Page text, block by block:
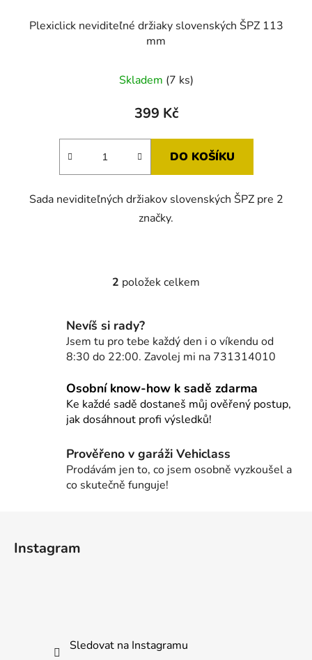
Plexiclick neviditeľné držiaky slovenských ŠPZ 113
mm
Skladem (7 ks)
399 Kč
DO KOŠÍKU
Sada neviditeľných držiakov slovenských ŠPZ pre 2
značky.
O
á
d
a
í
p
r
k
y
v
2 položek celkem
Nevíš si rady?
Jsem tu pro tebe každý den i o víkendu od
8:30 do 22:00. Zavolej mi na 731314010
Osobní know-how k sadě zdarma
Ke každé sadě dostaneš můj ověřený postup,
jak dosáhnout profi výsledků!
Prověřeno v garáži Vehiclass
Prodávám jen to, co jsem osobně vyzkoušel a
co skutečně funguje!
Instagram
Sledovat na Instagramu